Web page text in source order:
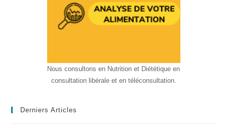
Nous consultons en Nutrition et Diététique en
consultation libérale et en téléconsultation.
Derniers Articles